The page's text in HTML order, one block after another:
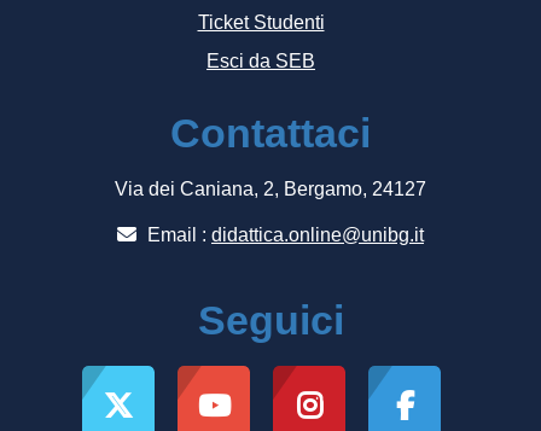
Ticket Studenti
Esci da SEB
Contattaci
Via dei Caniana, 2, Bergamo, 24127
Email : didattica.online@unibg.it
Seguici